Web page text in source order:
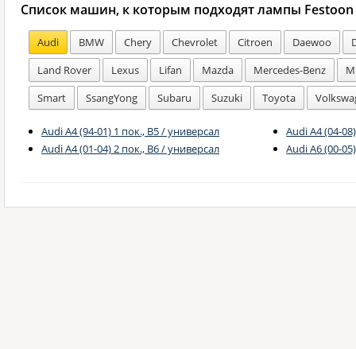
Список машин, к которым подходят лампы Festoon
Audi BMW Chery Chevrolet Citroen Daewoo
Land Rover
Lexus Lifan Mazda Mercedes-Benz
Smart
SsangYong Subaru Suzuki Toyota
Audi A4 (94-01) 1 пок., B5 / универсал
Audi A4 (01-04) 2 пок., B6 / универсал
Audi A4 (04-
Audi A6 (00-